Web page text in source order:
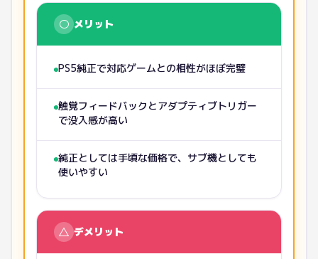
○ メリット
PS5純正で対応ゲームとの相性がほぼ完璧
触覚フィードバックとアダプティブトリガー
で没入感が高い
純正としては手頃な価格で、サブ機としても
使いやすい
△ デメリット